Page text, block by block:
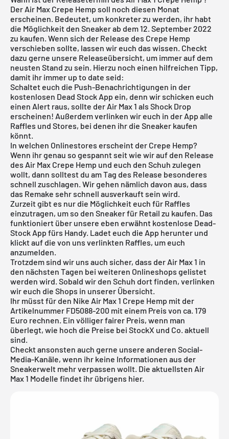
Der Air Max Crepe Hemp soll noch diesen Monat
erscheinen. Bedeutet, um konkreter zu werden, ihr habt
die Möglichkeit den Sneaker ab dem 12. September 2022
zu kaufen. Wenn sich der Release des Crepe Hemp
verschieben sollte, lassen wir euch das wissen. Checkt
dazu gerne unsere Releaseübersicht, um immer auf dem
neusten Stand zu sein. Hierzu noch einen hilfreichen Tipp,
damit ihr immer up to date seid:
Schaltet euch die Push-Benachrichtigungen in der
kostenlosen Dead Stock App ein, denn wir schicken euch
einen Alert raus, sollte der Air Max 1 als Shock Drop
erscheinen! Außerdem verlinken wir euch in der App alle
Raffles und Stores, bei denen ihr die Sneaker kaufen
könnt.
In welchen Onlinestores erscheint der Crepe Hemp?
Wenn ihr genau so gespannt seit wie wir auf den Release
des Air Max Crepe Hemp und euch den Schuh zulegen
wollt, dann solltest du am Tag des Release besonderes
schnell zuschlagen. Wir gehen nämlich davon aus, dass
das Remake sehr schnell ausverkauft sein wird.
Zurzeit gibt es nur die Möglichkeit euch für Raffles
einzutragen, um so den Sneaker für Retail zu kaufen. Das
funktioniert über unsere eben erwähnt kostenlose Dead-
Stock App fürs Handy. Ladet euch die App herunter und
klickt auf die von uns verlinkten Raffles, um euch
anzumelden.
Trotzdem sind wir uns auch sicher, dass der Air Max 1 in
den nächsten Tagen bei weiteren Onlineshops gelistet
werden wird. Sobald wir den Schuh dort finden, verlinken
wir euch die Shops in unserer Übersicht.
Ihr müsst für den Nike Air Max 1 Crepe Hemp mit der
Artikelnummer FD5088-200 mit einem Preis von ca. 179
Euro rechnen. Ein völliger fairer Preis, wenn man
überlegt, wie hoch die Preise bei StockX und Co. aktuell
sind.
Checkt ansonsten auch gerne unsere anderen Social-
Media-Kanäle, wenn ihr keine Informationen aus der
Sneakerwelt mehr verpassen wollt. Die aktuellsten Air
Max 1 Modelle findet ihr übrigens hier.